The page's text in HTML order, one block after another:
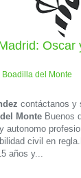
Oscar
del Monte
contáctanos y
Monte Buenos
autonomo
civil en
años y...